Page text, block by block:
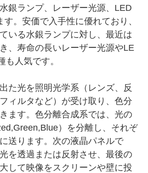
銀ランプ、レーザー光源、LED
。安価で入手性に優れており、
いる水銀ランプに対し、最近は
、寿命の長いレーザー光源やLE
も人気です。
た光を照明光学系（レンズ、反
ィルタなど）が受け取り、色分
ます。色分離合成系では、光の
）を分離し、それぞ
送ります。次の液晶パネルで
を透過または反射させ、最後の
して映像をスクリーンや壁に投